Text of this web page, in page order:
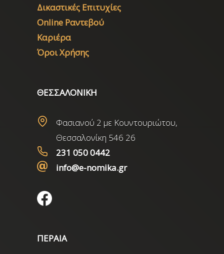
Δικαστικές Επιτυχίες
Online Ραντεβού
Καριέρα
Όροι Χρήσης
ΘΕΣΣΑΛΟΝΙΚΗ
Φασιανού 2 με Κουντουριώτου,
Θεσσαλονίκη 546 26
231 050 0442
info@e-nomika.gr
ΠΕΡΑΙΑ